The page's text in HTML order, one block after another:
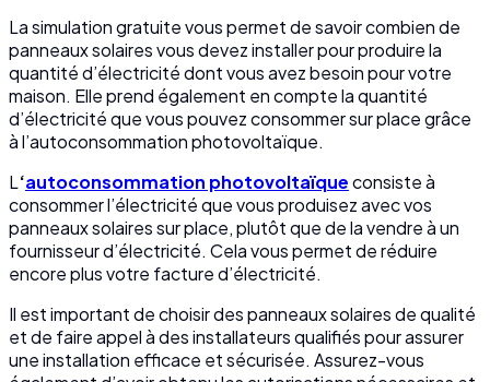
La simulation gratuite vous permet de savoir combien de
panneaux solaires vous devez installer pour produire la
quantité d’électricité dont vous avez besoin pour votre
maison. Elle prend également en compte la quantité
d’électricité que vous pouvez consommer sur place grâce
à l’autoconsommation photovoltaïque.
L‘autoconsommation photovoltaïqueconsiste à
consommer l’électricité que vous produisez avec vos
panneaux solaires sur place, plutôt que de la vendre à un
fournisseur d’électricité. Cela vous permet de réduire
encore plus votre facture d’électricité.
Il est important de choisir des panneaux solaires de qualité
et de faire appel à des installateurs qualifiés pour assurer
une installation efficace et sécurisée. Assurez-vous